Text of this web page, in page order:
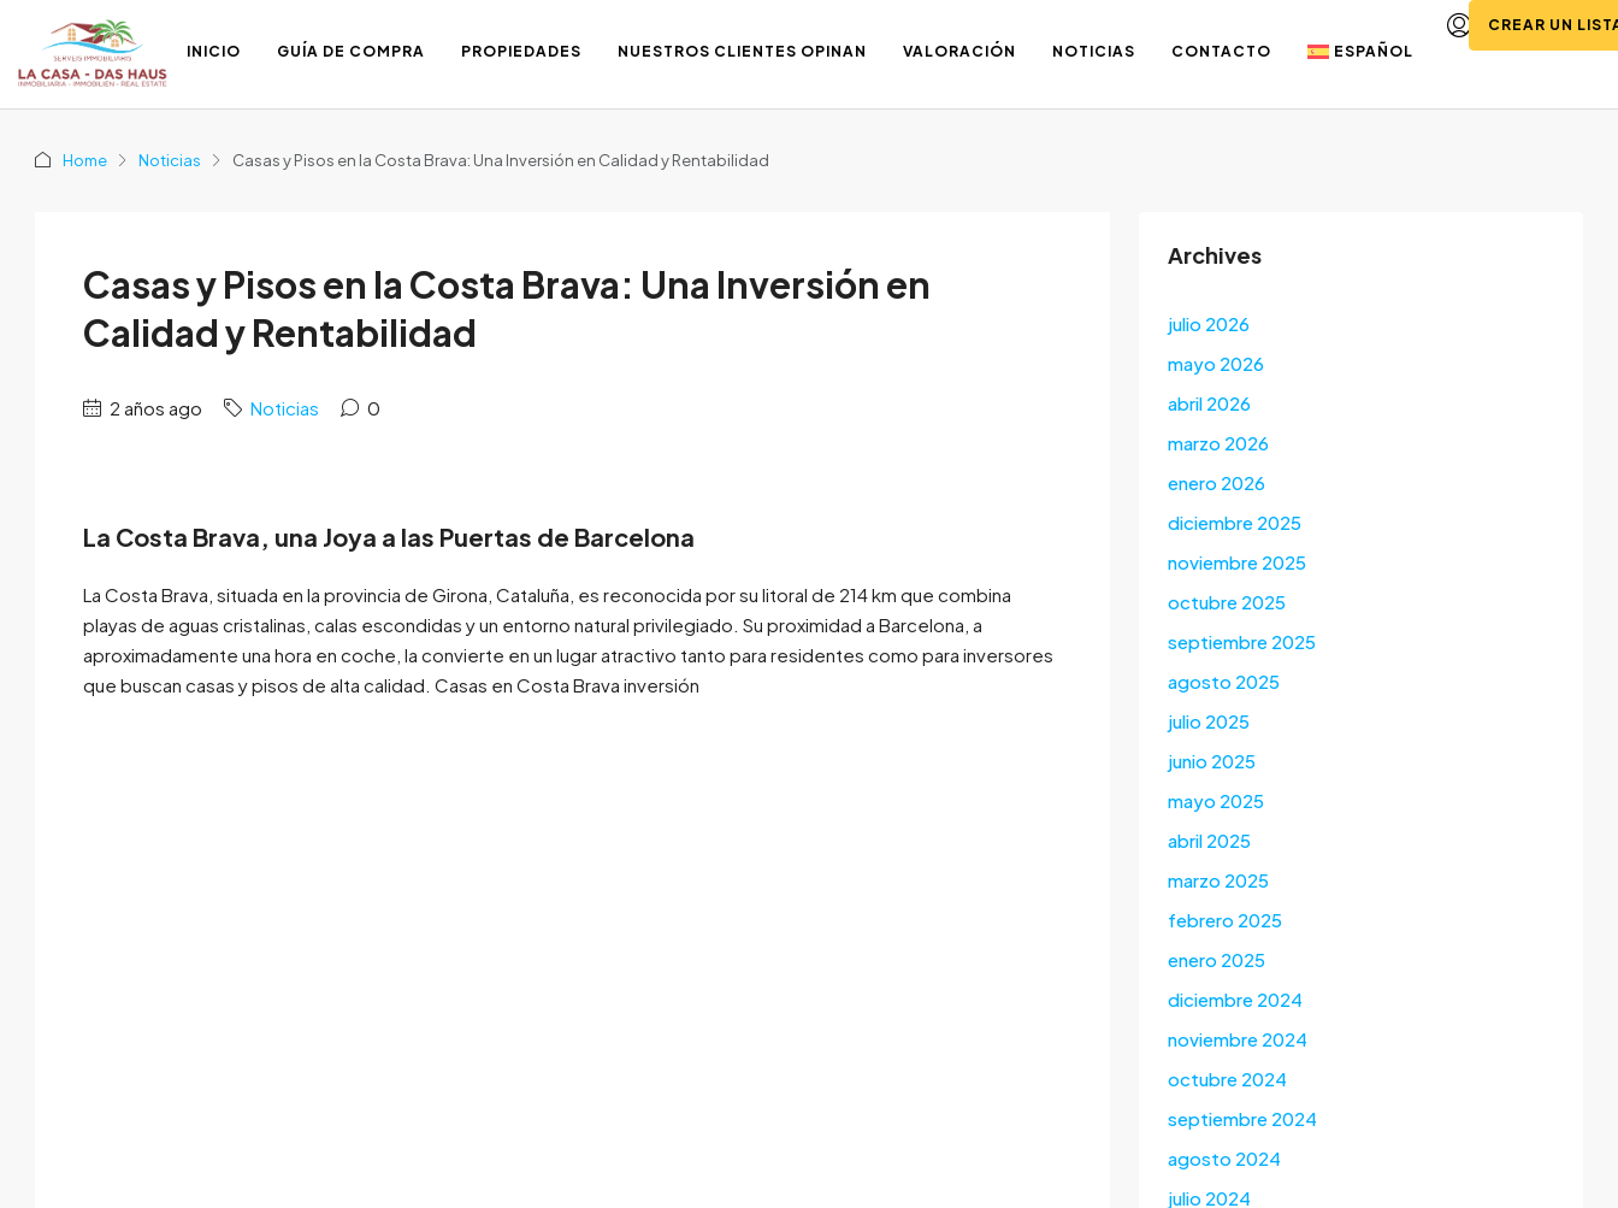
INICIO GUÍA DE COMPRA PROPIEDADES NUESTROS CLIENTES OPINAN VALORACIÓN NOTICIAS CONTACTO ESPAÑOL
CREAR UN
Home Noticias Casas y Pisos en la Costa Brava: Una Inversión en Calidad y Rentabilidad
Casas y Pisos en la Costa Brava: Una Inversión en
Calidad y Rentabilidad
2 años ago Noticias 0
La Costa Brava, una Joya a las Puertas de Barcelona
La Costa Brava, situada en la provincia de Girona, Cataluña, es reconocida por su litoral de 214 km que combina
playas de aguas cristalinas, calas escondidas y un entorno natural privilegiado. Su proximidad a Barcelona, a
aproximadamente una hora en coche, la convierte en un lugar atractivo tanto para residentes como para inversores
que buscan casas y pisos de alta calidad. Casas en Costa Brava inversión
Archives
julio 2026
mayo 2026
abril 2026
marzo 2026
enero 2026
diciembre 2025
noviembre 2025
octubre 2025
septiembre 2025
agosto 2025
julio 2025
junio 2025
mayo 2025
abril 2025
marzo 2025
febrero 2025
enero 2025
diciembre 2024
noviembre 2024
octubre 2024
septiembre 2024
agosto 2024
julio 2024